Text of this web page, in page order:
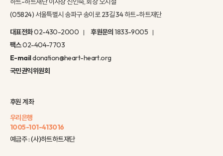
(05824) 서울특별시 송파구 송이로 23길 34 하트-하트재단
대표전화02-430-2000 후원문의1833-9005
팩스02-404-7703
E-maildonation@heart-heart.org
국민권익위원회
후원 계좌
우리은행
1005-101-413016
예금주 : (사)하트하트재단